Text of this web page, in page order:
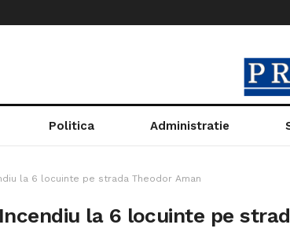
Politica Administratie
la 6 locuinte pe strada Theodor Aman
Incendiu la 6 locuinte pe